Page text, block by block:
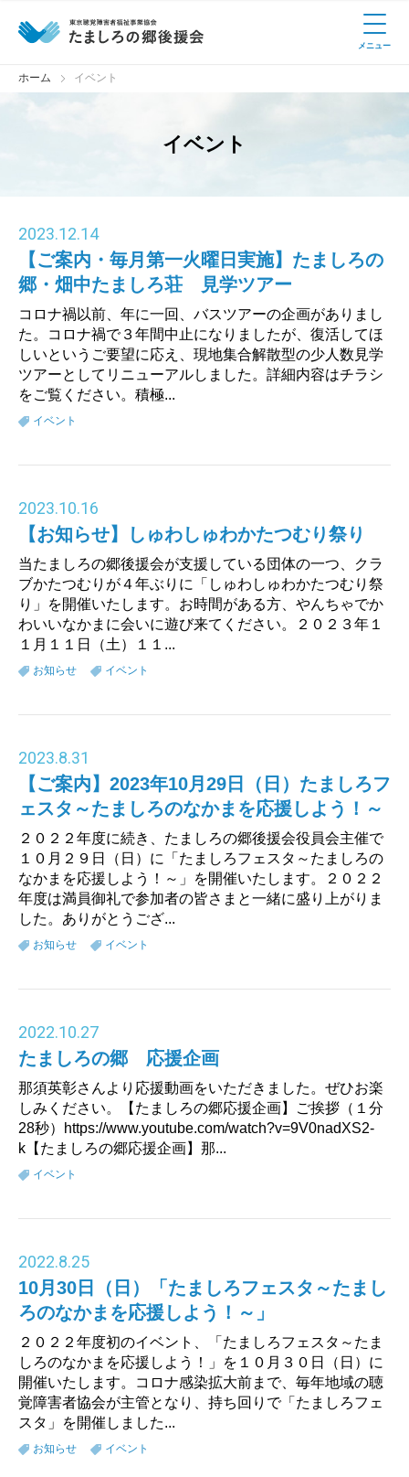
メニュー
ホーム イベント
イベント
2023.12.14
【ご案内・毎月第一火曜日実施】たましろの
郷・畑中たましろ荘 見学ツアー
コロナ禍以前、年に一回、バスツアーの企画がありまし
た。コロナ禍で３年間中止になりましたが、復活してほ
しいというご要望に応え、現地集合解散型の少人数見学
ツアーとしてリニューアルしました。詳細内容はチラシ
をご覧ください。積極...
イベント
2023.10.16
【お知らせ】しゅわしゅわかたつむり祭り
当たましろの郷後援会が支援している団体の一つ、クラ
ブかたつむりが４年ぶりに「しゅわしゅわかたつむり祭
り」を開催いたします。お時間がある方、やんちゃでか
わいいなかまに会いに遊び来てください。２０２３年１
１月１１日（土）１１...
お知らせ イベント
2023.8.31
【ご案内】2023年10月29日（日）たましろフ
ェスタ～たましろのなかまを応援しよう！～
２０２２年度に続き、たましろの郷後援会役員会主催で
１０月２９日（日）に「たましろフェスタ～たましろの
なかまを応援しよう！～」を開催いたします。２０２２
年度は満員御礼で参加者の皆さまと一緒に盛り上がりま
した。ありがとうござ...
お知らせ イベント
2022.10.27
たましろの郷 応援企画
那須英彰さんより応援動画をいただきました。ぜひお楽
しみください。【たましろの郷応援企画】ご挨拶（１分
28秒）https://www.youtube.com/watch?v=9V0nadXS2-
k【たましろの郷応援企画】那...
イベント
2022.8.25
10月30日（日）「たましろフェスタ～たまし
ろのなかまを応援しよう！～」
２０２２年度初のイベント、「たましろフェスタ～たま
しろのなかまを応援しよう！」を１０月３０日（日）に
開催いたします。コロナ感染拡大前まで、毎年地域の聴
覚障害者協会が主管となり、持ち回りで「たましろフェ
スタ」を開催しました...
お知らせ イベント